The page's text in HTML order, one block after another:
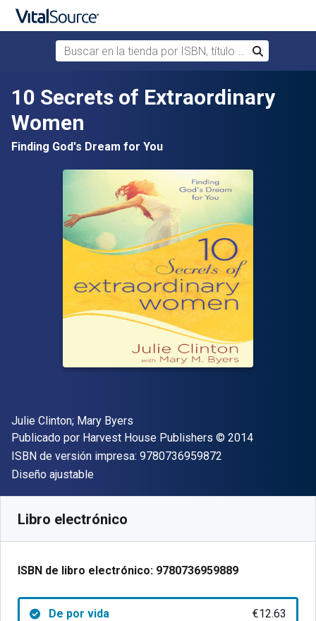
Saltar al contenido principal
Buscar en la tienda por ISBN, título o autor
Buscar
10 Secrets of Extraordinary
Women
Finding God's Dream for You
Autor(es)
Julie Clinton; Mary Byers
Editorial
Publicado por Harvest House Publishers Copyright
© 2014
ISBN de versión impresa: 9780736959872
Formato
Diseño ajustable
Libro electrónico
ISBN de libro electrónico: 9780736959889
De por vida €12.63